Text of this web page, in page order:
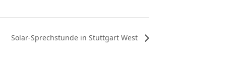
Solar-Sprechstunde in Stuttgart West